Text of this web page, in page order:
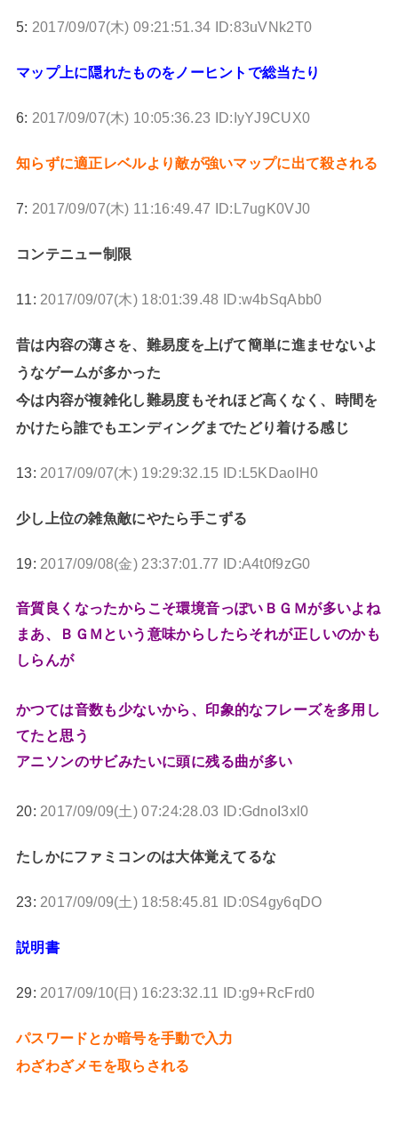
5: 2017/09/07(木) 09:21:51.34 ID:83uVNk2T0
マップ上に隠れたものをノーヒントで総当たり
6: 2017/09/07(木) 10:05:36.23 ID:IyYJ9CUX0
知らずに適正レベルより敵が強いマップに出て殺される
7: 2017/09/07(木) 11:16:49.47 ID:L7ugK0VJ0
コンテニュー制限
11: 2017/09/07(木) 18:01:39.48 ID:w4bSqAbb0
昔は内容の薄さを、難易度を上げて簡単に進ませないよ
うなゲームが多かった
今は内容が複雑化し難易度もそれほど高くなく、時間を
かけたら誰でもエンディングまでたどり着ける感じ
13: 2017/09/07(木) 19:29:32.15 ID:L5KDaolH0
少し上位の雑魚敵にやたら手こずる
19: 2017/09/08(金) 23:37:01.77 ID:A4t0f9zG0
音質良くなったからこそ環境音っぽいＢＧＭが多いよね
まあ、ＢＧＭという意味からしたらそれが正しいのかも
しらんが
かつては音数も少ないから、印象的なフレーズを多用し
てたと思う
アニソンのサビみたいに頭に残る曲が多い
20: 2017/09/09(土) 07:24:28.03 ID:GdnoI3xl0
たしかにファミコンのは大体覚えてるな
23: 2017/09/09(土) 18:58:45.81 ID:0S4gy6qDO
説明書
29: 2017/09/10(日) 16:23:32.11 ID:g9+RcFrd0
パスワードとか暗号を手動で入力
わざわざメモを取らされる